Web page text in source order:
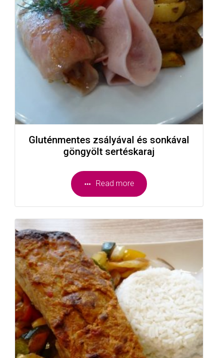
Gluténmentes zsályával és sonkával
göngyölt sertéskaraj
Read more